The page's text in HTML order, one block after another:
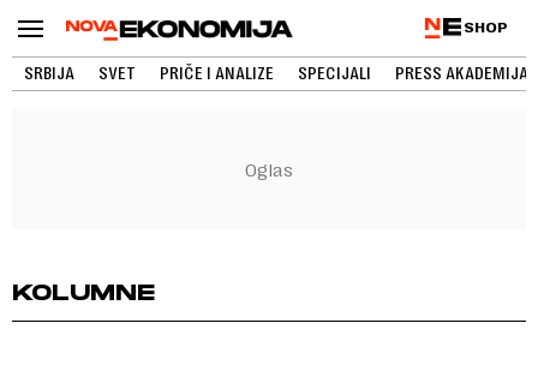
SHOP
SRBIJA SVET PRIČE I ANALIZE SPECIJALI PRESS AKADEMIJA
KOLUMNE